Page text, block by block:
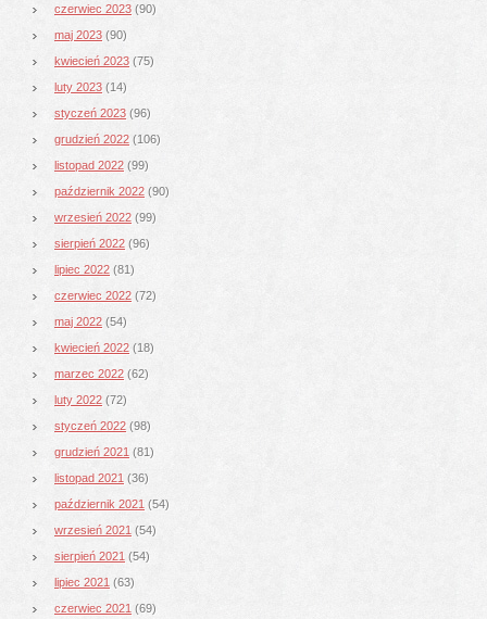
czerwiec 2023 (90)
maj 2023 (90)
kwiecień 2023 (75)
luty 2023 (14)
styczeń 2023 (96)
grudzień 2022 (106)
listopad 2022 (99)
październik 2022 (90)
wrzesień 2022 (99)
sierpień 2022 (96)
lipiec 2022 (81)
czerwiec 2022 (72)
maj 2022 (54)
kwiecień 2022 (18)
marzec 2022 (62)
luty 2022 (72)
styczeń 2022 (98)
grudzień 2021 (81)
listopad 2021 (36)
październik 2021 (54)
wrzesień 2021 (54)
sierpień 2021 (54)
lipiec 2021 (63)
czerwiec 2021 (69)